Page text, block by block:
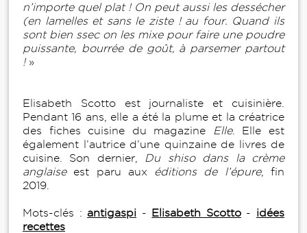
n’importe quel plat ! On peut aussi les dessécher
(en lamelles et sans le ziste ! au four. Quand ils
sont bien ssec on les mixe pour faire une poudre
puissante, bourrée de goût, à parsemer partout
! »
Elisabeth Scotto est journaliste et cuisinière.
Pendant 16 ans, elle a été la plume et la créatrice
des fiches cuisine du magazine
Elle. Elle est
également l’autrice d’une quinzaine de livres de
cuisine. Son dernier,
Du shiso dans la crème
anglaiseest paru aux éditions de l’épure, fin
2019.
Mots-clés :antigaspi - Elisabeth Scotto- idées
recettes